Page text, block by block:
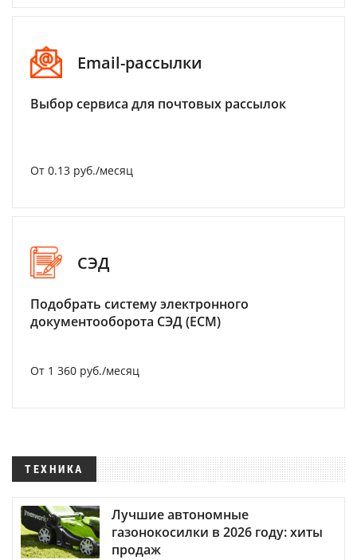
Email-рассылки
Выбор сервиса для почтовых рассылок
От 0.13 руб./месяц
СЭД
Подобрать систему электронного
документооборота СЭД (ECM)
От 1 360 руб./месяц
ТЕХНИКА
Лучшие автономные
газонокосилки в 2026 году: хиты
продаж